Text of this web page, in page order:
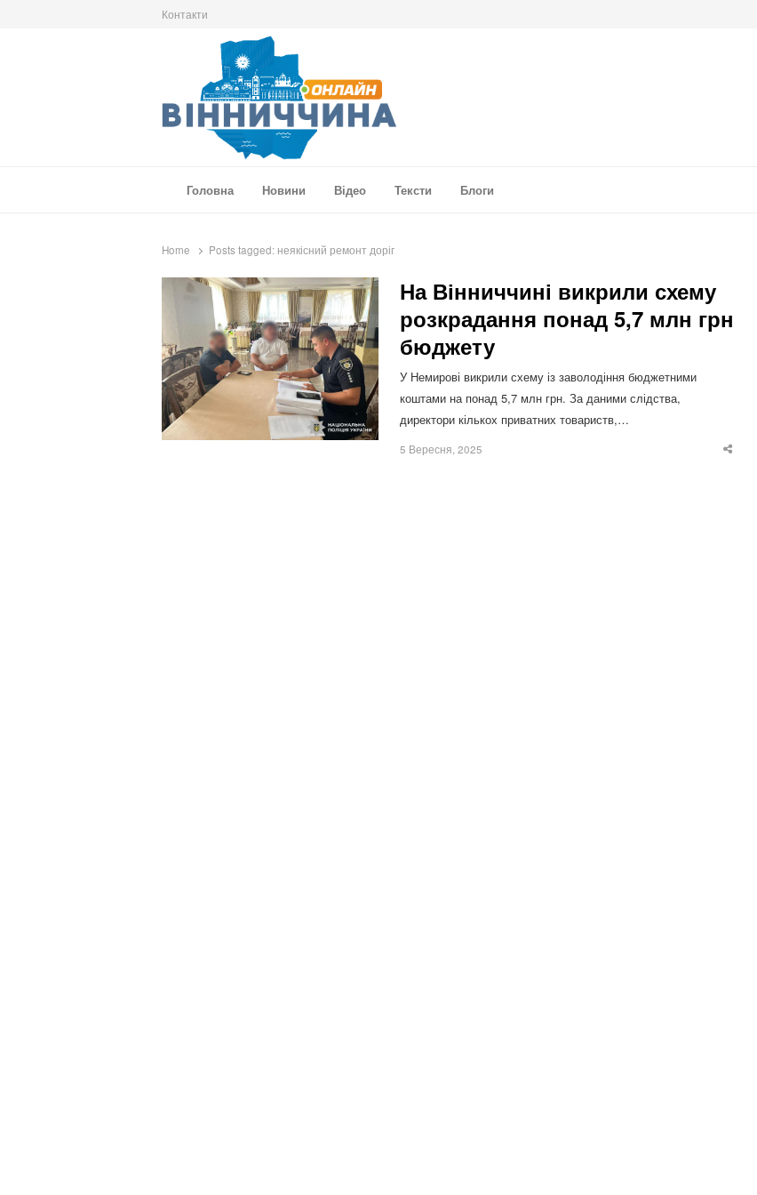
Контакти
Головна
Новини Відео Тексти Блоги
Home Posts tagged: неякісний ремонт доріг
На Вінниччині викрили схему
розкрадання понад 5,7 млн грн
бюджету
У Немирові викрили схему із заволодіння бюджетними
коштами на понад 5,7 млн грн. За даними слідства,
директори кількох приватних товариств,…
5 Вересня, 2025
Share